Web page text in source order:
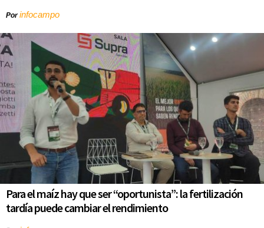
Porinfocampo
Para el maíz hay que ser “oportunista”: la fertilización
tardía puede cambiar el rendimiento